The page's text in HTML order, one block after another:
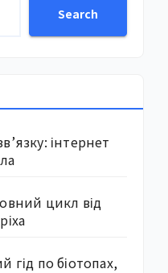
Search
інтернет
цикл від
гід по біотопах,